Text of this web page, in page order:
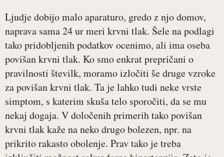
Ljudje dobijo malo aparaturo, gredo z njo domov,
naprava sama 24 ur meri krvni tlak. Šele na podlagi
tako pridobljenih podatkov ocenimo, ali ima oseba
povišan krvni tlak. Ko smo enkrat prepričani o
pravilnosti številk, moramo izločiti še druge vzroke
za povišan krvni tlak. Ta je lahko tudi neke vrste
simptom, s katerim skuša telo sporočiti, da se mu
nekaj dogaja. V določenih primerih tako povišan
krvni tlak kaže na neko drugo bolezen, npr. na
prikrito rakasto obolenje. Prav tako je treba